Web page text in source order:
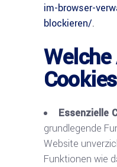
im-browser-
blockieren/.
Essenzielle
grundlegende
Website
Funktionen wie